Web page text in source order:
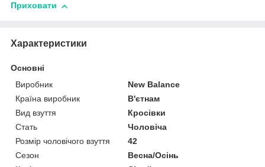
Приховати
Характеристики
Основні
Виробник
New Balance
Країна виробник
В'єтнам
Вид взуття
Кросівки
Стать
Чоловіча
Розмір чоловічого взуття
42
Сезон
Весна/Осінь